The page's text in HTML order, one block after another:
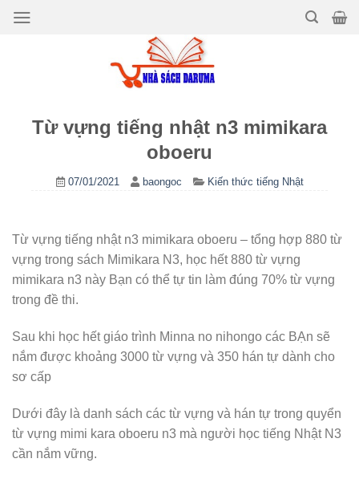
Bỏ
Từ vựng tiếng nhật n3 mimikara
oboeru
07/01/2021 baongoc Kiến thức tiếng Nhật
Từ vựng tiếng nhật n3 mimikara oboeru – tổng hợp 880 từ
vựng trong sách Mimikara N3, học hết 880 từ vựng
mimikara n3 này Bạn có thể tự tin làm đúng 70% từ vựng
trong đề thi.
Sau khi học hết giáo trình Minna no nihongo các BẠn sẽ
nắm được khoảng 3000 từ vựng và 350 hán tự dành cho
sơ cấp
Dưới đây là danh sách các từ vựng và hán tự trong quyển
từ vựng mimi kara oboeru n3 mà người học tiếng Nhật N3
cần nắm vững.